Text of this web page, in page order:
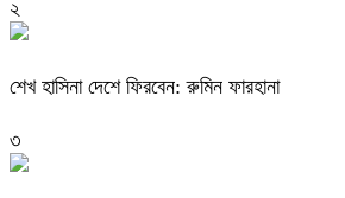
২
শেখ হাসিনা দেশে ফিরবেন: রুমিন ফারহানা
৩